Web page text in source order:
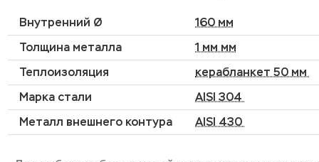
Внутренний Ø
160 мм
Толщина металла
1 мм мм
Теплоизоляция
керабланкет 50 мм
Марка стали
AISI 304
Металл внешнего контура
AISI 430